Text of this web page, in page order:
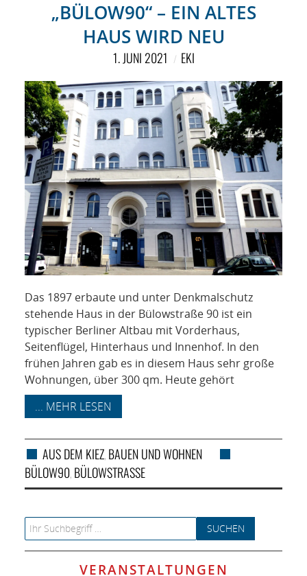
„BÜLOW90“ – EIN ALTES
HAUS WIRD NEU
1. JUNI 2021 EKI
Das 1897 erbaute und unter Denkmalschutz
stehende Haus in der Bülowstraße 90 ist ein
typischer Berliner Altbau mit Vorderhaus,
Seitenflügel, Hinterhaus und Innenhof. In den
frühen Jahren gab es in diesem Haus sehr große
Wohnungen, über 300 qm. Heute gehört
... MEHR LESEN
AUS DEM KIEZ, BAUEN UND WOHNEN
BÜLOW90, BÜLOWSTRASSE
Search for:
VERANSTALTUNGEN